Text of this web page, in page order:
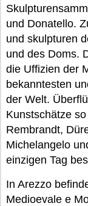
und Donatello.
und skulpturen
und des Doms.
die Uffizien der
bekanntesten
der Welt.
Kunstschätze
Rembrandt,
Michelangelo
einzigen Tag
In Arezzo
Medioevale e